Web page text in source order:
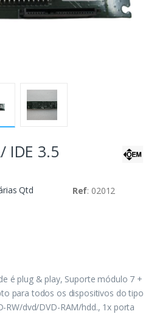
IDE 3.5
Qtd Ref: 02012
é plug & play, Suporte módulo 7 +
para todos os dispositivos do tipo
RW/dvd/DVD-RAM/hdd., 1x porta